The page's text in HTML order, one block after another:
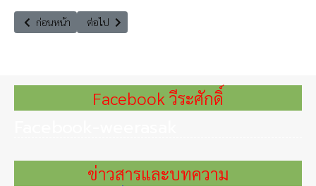
เนื้อหาก่อนหน้า: ร่วมงานพิธีเจริญพระพุทธมนต์ถวายเป็นพระกุศล
ก่อนหน้า เนื้อหาถัดไป: ประชุมคณะอนุกรรมการด้านกฎหมาย ครั้งที่
ต่อไป
Facebook วีระศักดิ์
ข่าวสารและบทความ